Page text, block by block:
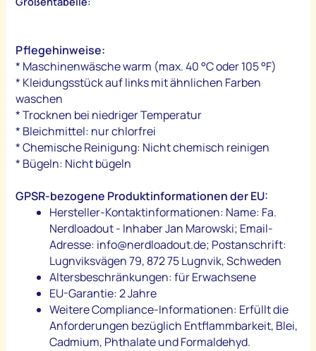
Pflegehinweise:
* Maschinenwäsche warm (max. 40 °C oder 105 °F)
* Kleidungsstück auf links mit ähnlichen Farben
waschen
* Trocknen bei niedriger Temperatur
* Bleichmittel: nur chlorfrei
* Chemische Reinigung: Nicht chemisch reinigen
* Bügeln: Nicht bügeln
GPSR-bezogene Produktinformationen der EU:
Hersteller-Kontaktinformationen: Name: Fa.
Nerdloadout - Inhaber Jan Marowski; Email-
Adresse: info@nerdloadout.de; Postanschrift:
Lugnviksvägen 79, 872 75 Lugnvik, Schweden
Altersbeschränkungen: für Erwachsene
EU-Garantie: 2 Jahre
Weitere Compliance-Informationen: Erfüllt die
Anforderungen bezüglich Entflammbarkeit, Blei,
Cadmium, Phthalate und Formaldehyd.